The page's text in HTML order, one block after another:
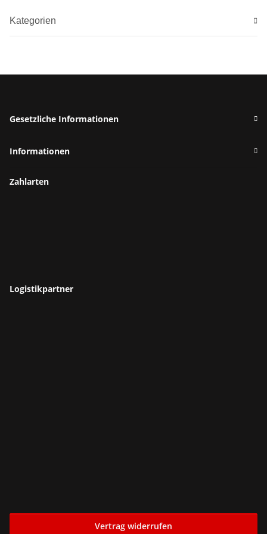
Kategorien
Gesetzliche Informationen
Informationen
Zahlarten
Logistikpartner
Vertrag widerrufen